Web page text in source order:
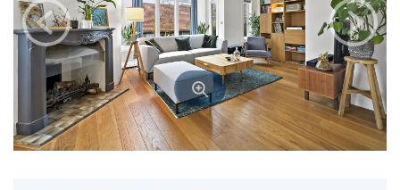
Services
Selling
Buying
Exclusive living